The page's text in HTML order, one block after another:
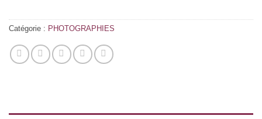
Catégorie : PHOTOGRAPHIES